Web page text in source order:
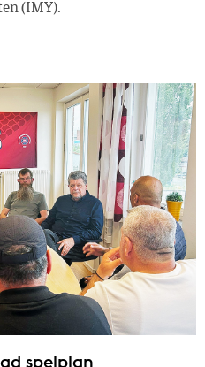
(IMY).
spelplan